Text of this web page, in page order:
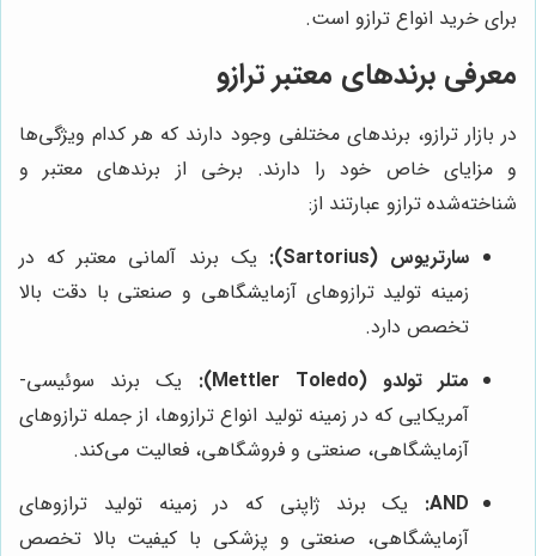
برای خرید انواع ترازو است.
معرفی برندهای معتبر ترازو
در بازار ترازو، برندهای مختلفی وجود دارند که هر کدام ویژگی‌ها
و مزایای خاص خود را دارند. برخی از برندهای معتبر و
شناخته‌شده ترازو عبارتند از:
سارتریوس (Sartorius):
یک برند آلمانی معتبر که در
زمینه تولید ترازوهای آزمایشگاهی و صنعتی با دقت بالا
تخصص دارد.
متلر تولدو (Mettler Toledo):
یک برند سوئیسی-
آمریکایی که در زمینه تولید انواع ترازوها، از جمله ترازوهای
آزمایشگاهی، صنعتی و فروشگاهی، فعالیت می‌کند.
AND:
یک برند ژاپنی که در زمینه تولید ترازوهای
آزمایشگاهی، صنعتی و پزشکی با کیفیت بالا تخصص